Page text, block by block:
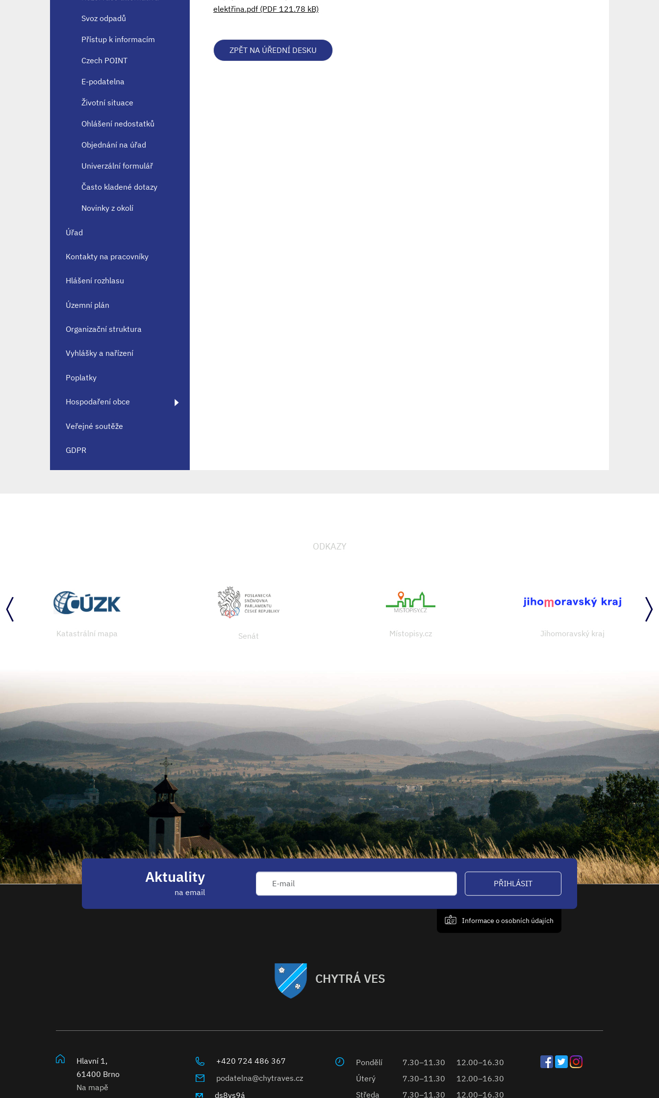
elektřina.pdf (PDF 121.78 kB)
ZPĚT NA ÚŘEDNÍ DESKU
Svoz odpadů
Přístup k informacím
Czech POINT
E-podatelna
Životní situace
Ohlášení nedostatků
Objednání na úřad
Univerzální formulář
Často kladené dotazy
Novinky z okolí
Úřad
Kontakty na pracovníky
Hlášení rozhlasu
Územní plán
Organizační struktura
Vyhlášky a nařízení
Poplatky
Hospodaření obce
Veřejné soutěže
GDPR
ODKAZY
Katastrální mapa Senát Místopisy.cz Jihomoravský kraj
Aktuality
na email
PŘIHLÁSIT
Informace o osobních údajích
CHYTRÁ VES
Hlavní 1,
61400 Brno
Na mapě
+420 724 486 367
podatelna@chytraves.cz
ds8vs9á
Pondělí 7.30–11.30
12.00–16.30
Úterý
7.30–11.30
12.00–16.30
Středa
7.30–11.30 12.00–16.30